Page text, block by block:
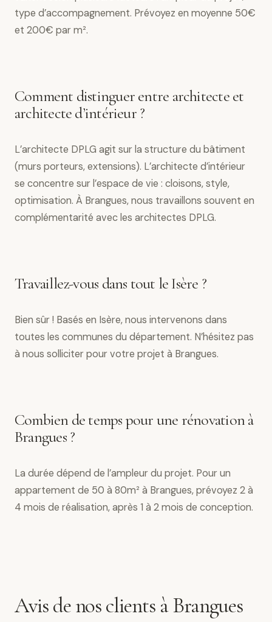
type d’accompagnement. Prévoyez en moyenne 50€
et 200€ par m².
Comment distinguer entre architecte et
architecte d’intérieur ?
L’architecte DPLG agit sur la structure du bâtiment
(murs porteurs, extensions). L’architecte d’intérieur
se concentre sur l’espace de vie : cloisons, style,
optimisation. À Brangues, nous travaillons souvent en
complémentarité avec les architectes DPLG.
Travaillez-vous dans tout le Isère ?
Bien sûr ! Basés en Isère, nous intervenons dans
toutes les communes du département. N’hésitez pas
à nous solliciter pour votre projet à Brangues.
Combien de temps pour une rénovation à
Brangues ?
La durée dépend de l’ampleur du projet. Pour un
appartement de 50 à 80m² à Brangues, prévoyez 2 à
4 mois de réalisation, après 1 à 2 mois de conception.
Avis de nos clients à Brangues